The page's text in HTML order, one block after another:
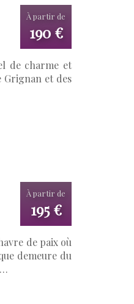
À partir de
190 €
de charme et
Grignan et des
À partir de
195 €
de paix où
demeure du